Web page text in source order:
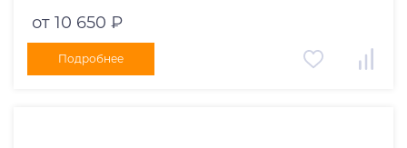
от 10 650 ₽
Подробнее